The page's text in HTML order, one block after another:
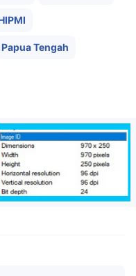
Papua Tengah